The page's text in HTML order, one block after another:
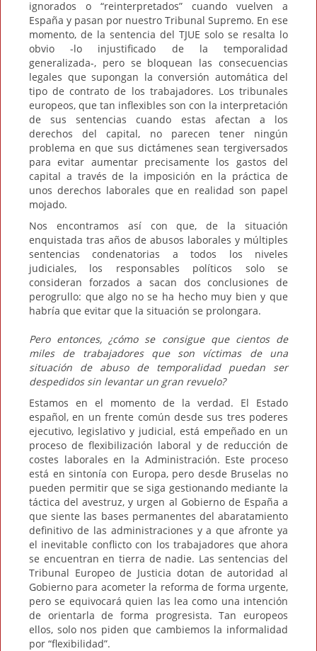
ignorados o “reinterpretados” cuando vuelven a
España y pasan por nuestro Tribunal Supremo. En ese
momento, de la sentencia del TJUE solo se resalta lo
obvio -lo injustificado de la temporalidad
generalizada-, pero se bloquean las consecuencias
legales que supongan la conversión automática del
tipo de contrato de los trabajadores. Los tribunales
europeos, que tan inflexibles son con la interpretación
de sus sentencias cuando estas afectan a los
derechos del capital, no parecen tener ningún
problema en que sus dictámenes sean tergiversados
para evitar aumentar precisamente los gastos del
capital a través de la imposición en la práctica de
unos derechos laborales que en realidad son papel
mojado.
Nos encontramos así con que, de la situación
enquistada tras años de abusos laborales y múltiples
sentencias condenatorias a todos los niveles
judiciales, los responsables políticos solo se
consideran forzados a sacan dos conclusiones de
perogrullo: que algo no se ha hecho muy bien y que
habría que evitar que la situación se prolongara.
Pero entonces, ¿cómo se consigue que cientos de
miles de trabajadores que son víctimas de una
situación de abuso de temporalidad puedan ser
despedidos sin levantar un gran revuelo?
Estamos en el momento de la verdad. El Estado
español, en un frente común desde sus tres poderes
ejecutivo, legislativo y judicial, está empeñado en un
proceso de flexibilización laboral y de reducción de
costes laborales en la Administración. Este proceso
está en sintonía con Europa, pero desde Bruselas no
pueden permitir que se siga gestionando mediante la
táctica del avestruz, y urgen al Gobierno de España a
que siente las bases permanentes del abaratamiento
definitivo de las administraciones y a que afronte ya
el inevitable conflicto con los trabajadores que ahora
se encuentran en tierra de nadie. Las sentencias del
Tribunal Europeo de Justicia dotan de autoridad al
Gobierno para acometer la reforma de forma urgente,
pero se equivocará quien las lea como una intención
de orientarla de forma progresista. Tan europeos
ellos, solo nos piden que cambiemos la informalidad
por “flexibilidad”.